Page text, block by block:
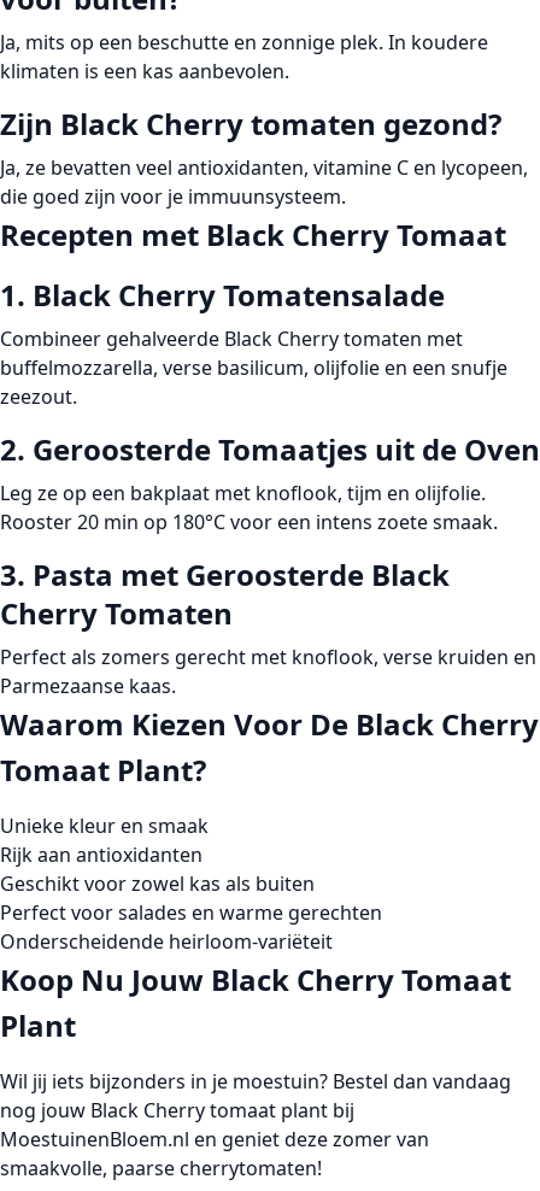
Ja, mits op een beschutte en zonnige plek. In koudere
klimaten is een kas aanbevolen.
Zijn Black Cherry tomaten gezond?
Ja, ze bevatten veel antioxidanten, vitamine C en lycopeen,
die goed zijn voor je immuunsysteem.
Recepten met Black Cherry Tomaat
1. Black Cherry Tomatensalade
Combineer gehalveerde Black Cherry tomaten met
buffelmozzarella, verse basilicum, olijfolie en een snufje
zeezout.
2. Geroosterde Tomaatjes uit de Oven
Leg ze op een bakplaat met knoflook, tijm en olijfolie.
Rooster 20 min op 180°C voor een intens zoete smaak.
3. Pasta met Geroosterde Black
Cherry Tomaten
Perfect als zomers gerecht met knoflook, verse kruiden en
Parmezaanse kaas.
Waarom Kiezen Voor De Black Cherry
Tomaat Plant?
Unieke kleur en smaak
Rijk aan antioxidanten
Geschikt voor zowel kas als buiten
Perfect voor salades en warme gerechten
Onderscheidende heirloom-variëteit
Koop Nu Jouw Black Cherry Tomaat
Plant
Wil jij iets bijzonders in je moestuin? Bestel dan vandaag
nog jouw Black Cherry tomaat plant bij
MoestuinenBloem.nl en geniet deze zomer van
smaakvolle, paarse cherrytomaten!